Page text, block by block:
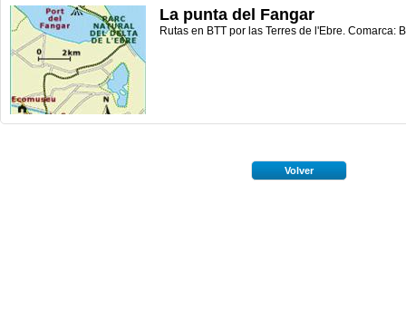
La punta del Fangar
Rutas en BTT por las Terres de l'Ebre. Comarca:
Volver